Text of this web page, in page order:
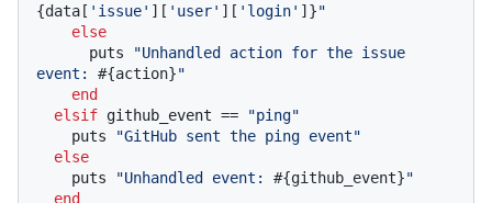
{data[ 'issue' ][ 'user' ][ 'login' ]}"
else
      puts
"Unhandled action for the issue
event: #{action}"
end
elsif github_event ==
"ping"
    puts
"GitHub sent the ping event"
else
    puts
"Unhandled event: #{github_event}"
end